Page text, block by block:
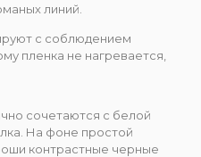
линий.
с соблюдением
пленка не нагревается,
сочетаются с белой
На фоне простой
контрастные черные